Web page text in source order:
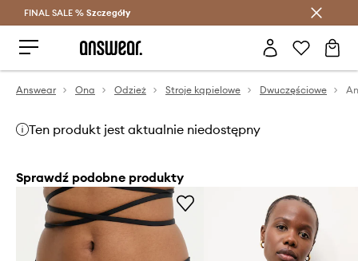
Oszczędzaj z Answear Club >
FINAL SALE % Szczegóły
Answear Ona Odzież Stroje kąpielowe Dwuczęściowe
Ten produkt jest aktualnie niedostępny
Sprawdź podobne produkty